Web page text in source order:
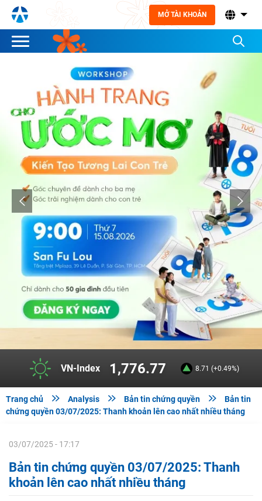
MỞ TÀI KHOẢN
VN-Index 1,776.77 8.71 (+0.49%)
Trang chủ  Analysis  Bản tin chứng quyền 
Bản tin
chứng quyền 03/07/2025: Thanh khoản lên cao nhất nhiều tháng
03/07/2025 - 17:17
Bản tin chứng quyền 03/07/2025: Thanh
khoản lên cao nhất nhiều tháng